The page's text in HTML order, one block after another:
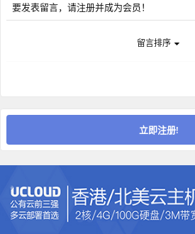
要发表留言，请注册并成为会员！
留言排序
立即注册!